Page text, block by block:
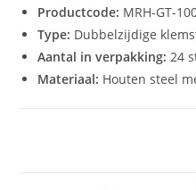
Productcode: MRH-GT-
Type: Dubbelzijdige
Aantal in verpakking: 24
Materiaal: Houten steel